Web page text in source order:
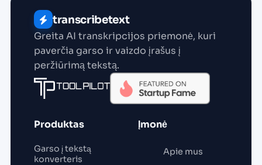
transcribetext
Greita AI transkripcijos priemonė, kuri
paverčia garso ir vaizdo įrašus į
peržiūrimą tekstą.
Produktas
Garso į tekstą
konverteris
Įmonė
Apie mus